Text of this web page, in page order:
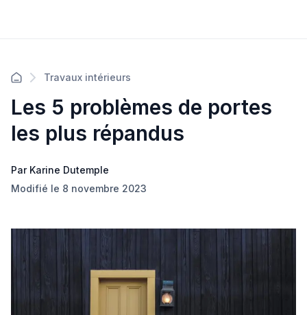
Travaux intérieurs
Les 5 problèmes de portes
les plus répandus
Par Karine Dutemple
Modifié le 8 novembre 2023